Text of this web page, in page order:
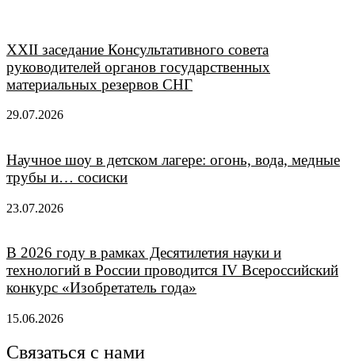
XXII заседание Консультативного совета
руководителей органов государственных
материальных резервов СНГ
29.07.2026
Научное шоу в детском лагере: огонь, вода, медные
трубы и… сосиски
23.07.2026
В 2026 году в рамках Десятилетия науки и
технологий в России проводится IV Всероссийский
конкурс «Изобретатель года»
15.06.2026
Связаться с нами